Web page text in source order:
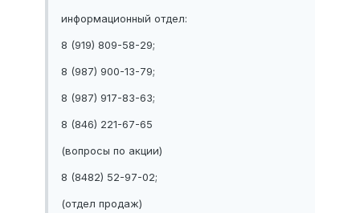
информационный отдел:
8 (919) 809-58-29;
8 (987) 900-13-79;
8 (987) 917-83-63;
8 (846) 221-67-65
(вопросы по акции)
8 (8482) 52-97-02;
(отдел продаж)